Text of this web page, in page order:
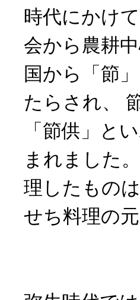
時代にかけ
会から農耕
国から「節
たらされ、
「節供」と
まれました
理したもの
せち料理の